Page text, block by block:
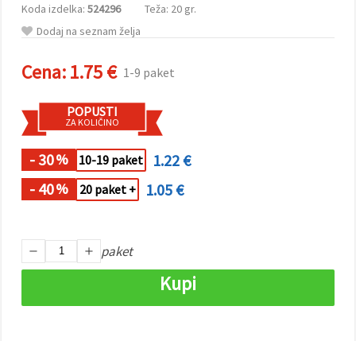
uporabo
vseh
piškotkov.
označite
preference z
izbiro
določene
vrste
piškotkov
in klikom
na gumb
»Shrani«.
vse
Koda izdelka: 524296
Teža: 20 gr.
Dodaj na seznam želja
Cena:1.75 € 1-9 paket
POPUSTI
ZA KOLIČINO
- 30% 10-19 paket
1.22 €
- 40% 20 paket + 1.05 €
paket
Kupi